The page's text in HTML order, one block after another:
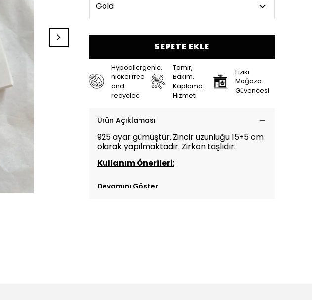
SEPETE EKLE
Hypoallergenic,
nickel free
and
recycled
Tamir,
Bakım,
Kaplama
Hizmeti
Fiziki
Mağaza
Güvencesi
Ürün Açıklaması
925 ayar gümüştür. Zincir uzunluğu 15+5 cm
olarak yapılmaktadır. Zirkon taşlıdır.
Kullanım Önerileri:
Devamını Göster